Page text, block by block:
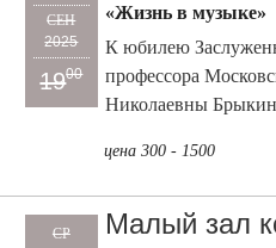
СЕН
2025
1900
«Жизнь в музыке»
К юбилею
профессора
Николаевны
цена 300 - 1500
СР Малый зал